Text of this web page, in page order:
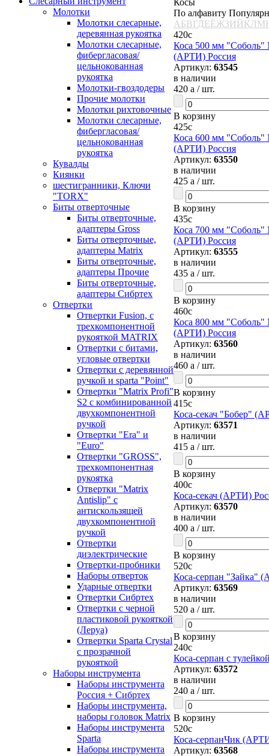
Молотки
Молотки слесарные,
деревянная рукоятка
Молотки слесарные,
фибергласовая/
цельнокованная
рукоятка
Молотки-гвоздодеры
Прочие молотки
Молотки рихтовочные
Молотки слесарные,
фибергласовая/
цельнокованная
рукоятка
Кувалды
Киянки
шестигранники, Ключи
"TORX"
Биты отверточные
Биты отверточные,
адаптеры Gross
Биты отверточные,
адаптеры Matrix
Биты отверточные,
адаптеры Прочие
Биты отверточные,
адаптеры Сибртех
Отвертки
Отвертки Fusion, c
трехкомпонентной
рукояткой MATRIX
Отвертки с битами,
угловые отвертки
Отвертки с деревянной
ручкой и sparta "Point"
Отвертки "Matrix Profi"
S2 с комбинированной
двухкомпонентной
ручкой
Отвертки "Era" и
"Euro"
Отвертки "GROSS",
трехкомпонентная
рукоятка
Отвертки "Matrix
Antislip" с
антискользящей
двухкомпонентной
ручкой
Отвертки
диэлектрические
Отвертки-пробники
Наборы отверток
Ударные отвертки
Отвертки Сибртех
Отвертки с черной
пластиковой рукояткой
(Леруа)
Отвертки Sparta Сrystal
c прозрачной
рукояткой
Наборы инструмента
Наборы инструмента
Россия + Сибртех
Наборы инструмента,
наборы головок Matrix
Наборы инструмента
Sparta
Наборы инструмента
Косы
По алфавиту
АБВГДЕЁЖЗИЙКЛМ
420c
Коса 500 мм
(АРТИ) Россия
Артикул: 63545
в наличии
420 a / шт.
В корзину
425c
Коса 600 мм
(АРТИ) Россия
Артикул: 63550
в наличии
425 a / шт.
В корзину
435c
Коса 700 мм
(АРТИ) Россия
Артикул: 63555
в наличии
435 a / шт.
В корзину
460c
Коса 800 мм
(АРТИ) Россия
Артикул: 63560
в наличии
460 a / шт.
В корзину
415c
Коса-секач "Бобер"
Артикул: 63571
в наличии
415 a / шт.
В корзину
400c
Коса-секач (АРТИ)
Артикул: 63570
в наличии
400 a / шт.
В корзину
520c
Коса-серпан "Зайка"
Артикул: 63569
в наличии
520 a / шт.
В корзину
240c
Коса-серпан с
Артикул: 63572
в наличии
240 a / шт.
В корзину
520c
Коса-серпанЧик
Артикул: 63568